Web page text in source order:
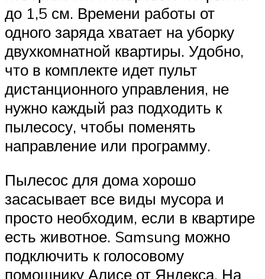
до 1,5 см. Времени работы от
одного заряда хватает на уборку
двухкомнатной квартиры. Удобно,
что в комплекте идет пульт
дистанционного управления, не
нужно каждый раз подходить к
пылесосу, чтобы поменять
направление или программу.
Пылесос для дома хорошо
засасывает все виды мусора и
просто необходим, если в квартире
есть животное. Samsung можно
подключить к голосовому
помощнику Алисе от Яндекса. На